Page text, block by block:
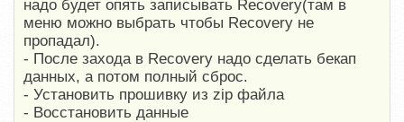
надо будет опять записывать Recovery(там в
меню можно выбрать чтобы Recovery не
пропадал).
- После захода в Recovery надо сделать бекап
данных, а потом полный сброс.
- Установить прошивку из zip файла
- Восстановить данные